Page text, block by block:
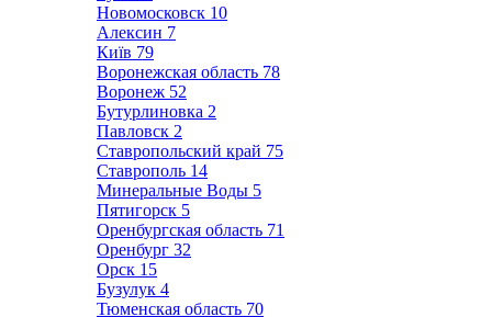
Новомосковск 10
Алексин 7
Київ 79
Воронежская область 78
Воронеж 52
Бутурлиновка 2
Павловск 2
Ставропольский край 75
Ставрополь 14
Минеральные Воды 5
Пятигорск 5
Оренбургская область 71
Оренбург 32
Орск 15
Бузулук 4
Тюменская область 70